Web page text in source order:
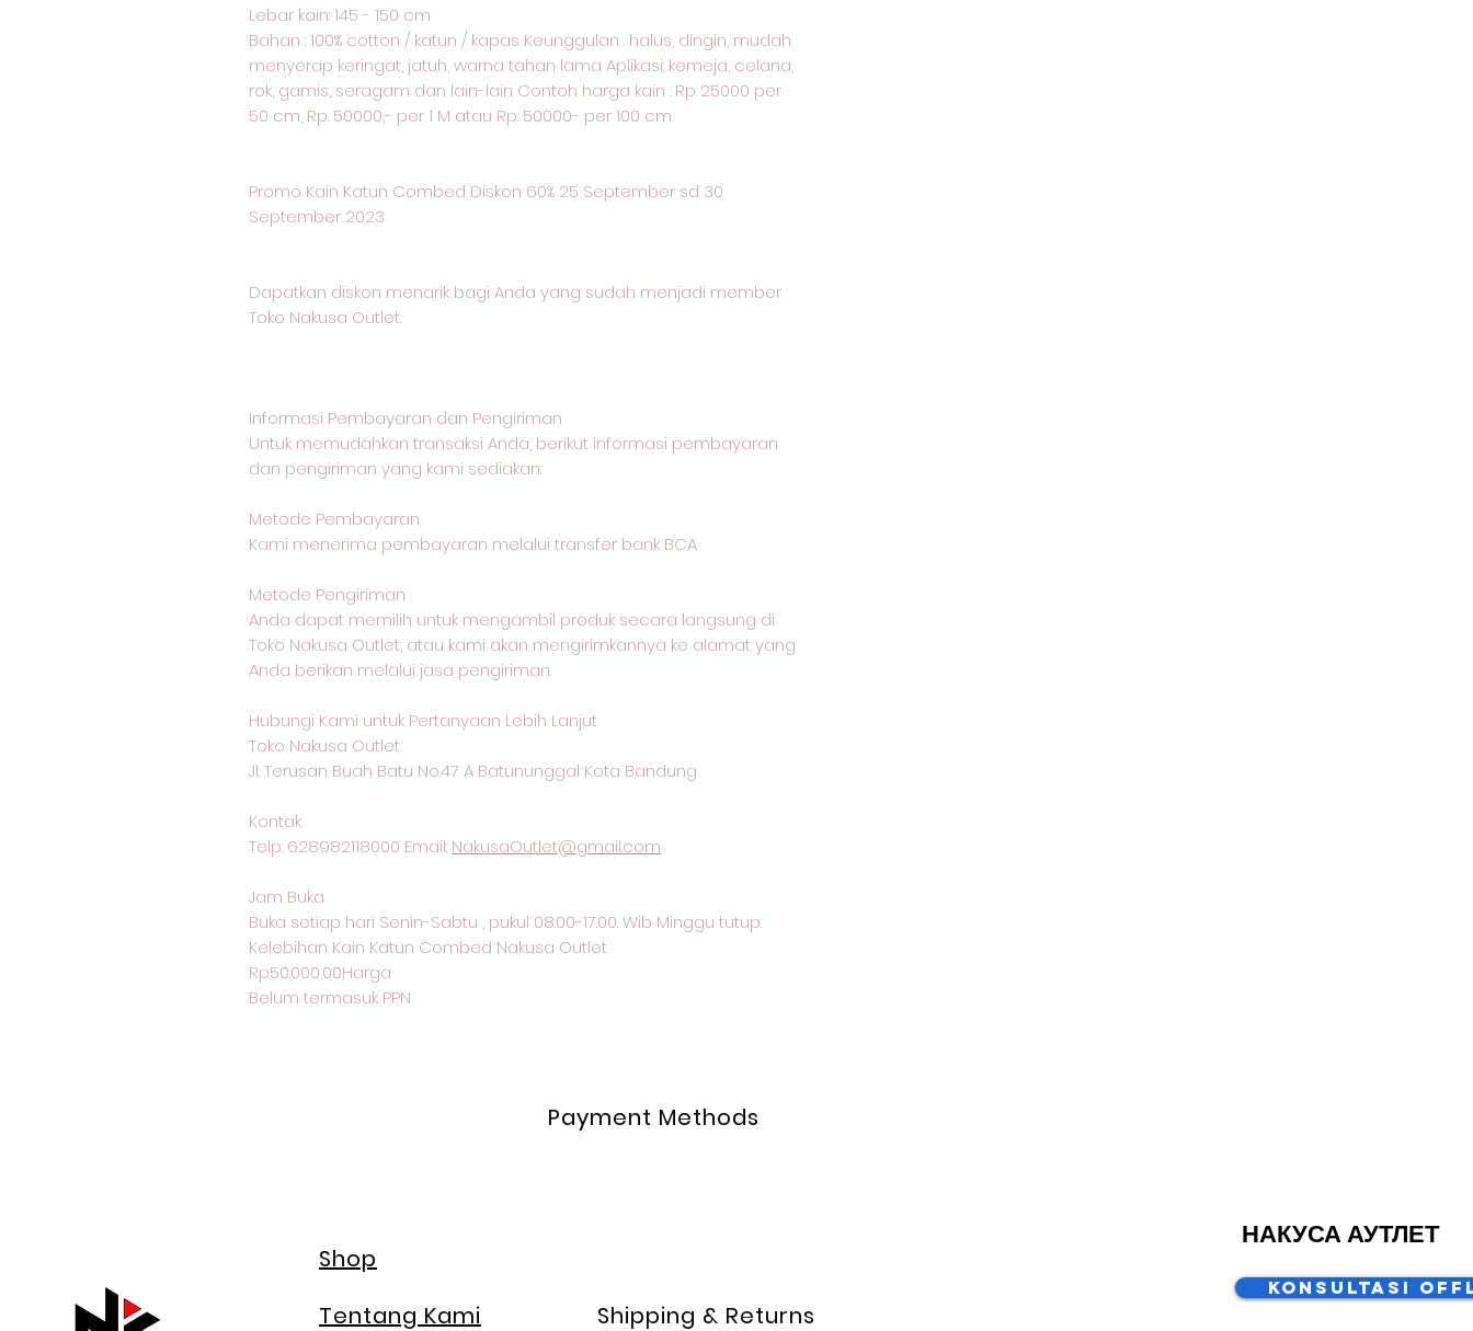
Lebar kain: 145 - 150 cm
Bahan : 100% cotton / katun / kapas Keunggulan : halus, dingin, mudah
menyerap keringat, jatuh, warna tahan lama Aplikasi: kemeja, celana,
rok, gamis, seragam dan lain-lain Contoh harga kain : Rp 25000 per
50 cm, Rp. 50000,- per 1 M atau Rp. 50000- per 100 cm
Promo Kain Katun Combed Diskon 60% 25 September sd 30
September 2023
Dapatkan diskon menarik bagi Anda yang sudah menjadi member
Toko Nakusa Outlet.
Informasi Pembayaran dan Pengiriman
Untuk memudahkan transaksi Anda, berikut informasi pembayaran
dan pengiriman yang kami sediakan:
Metode Pembayaran
Kami menerima pembayaran melalui transfer bank BCA
Metode Pengiriman
Anda dapat memilih untuk mengambil produk secara langsung di
Toko Nakusa Outlet, atau kami akan mengirimkannya ke alamat yang
Anda berikan melalui jasa pengiriman.
Hubungi Kami untuk Pertanyaan Lebih Lanjut
Toko Nakusa Outlet
Jl. Terusan Buah Batu No.47 A Batununggal Kota Bandung
Kontak
Telp: 628982118000 Email: NakusaOutlet@gmail.com
Jam Buka
Buka setiap hari Senin-Sabtu , pukul 08.00-17.00. Wib Minggu tutup.
Kelebihan Kain Katun Combed Nakusa Outlet
Rp50.000,00Harga
Belum termasuk PPN
Payment Methods
Shop
Tentang Kami
Shipping & Returns
НАКУСА АУТЛЕТ
Konsultasi